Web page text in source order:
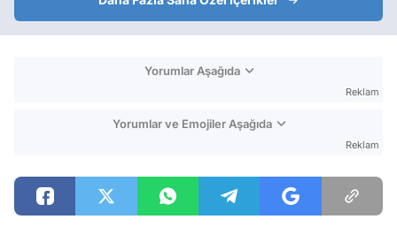
Yorumlar Aşağıda
Reklam
Yorumlar ve Emojiler Aşağıda
Reklam